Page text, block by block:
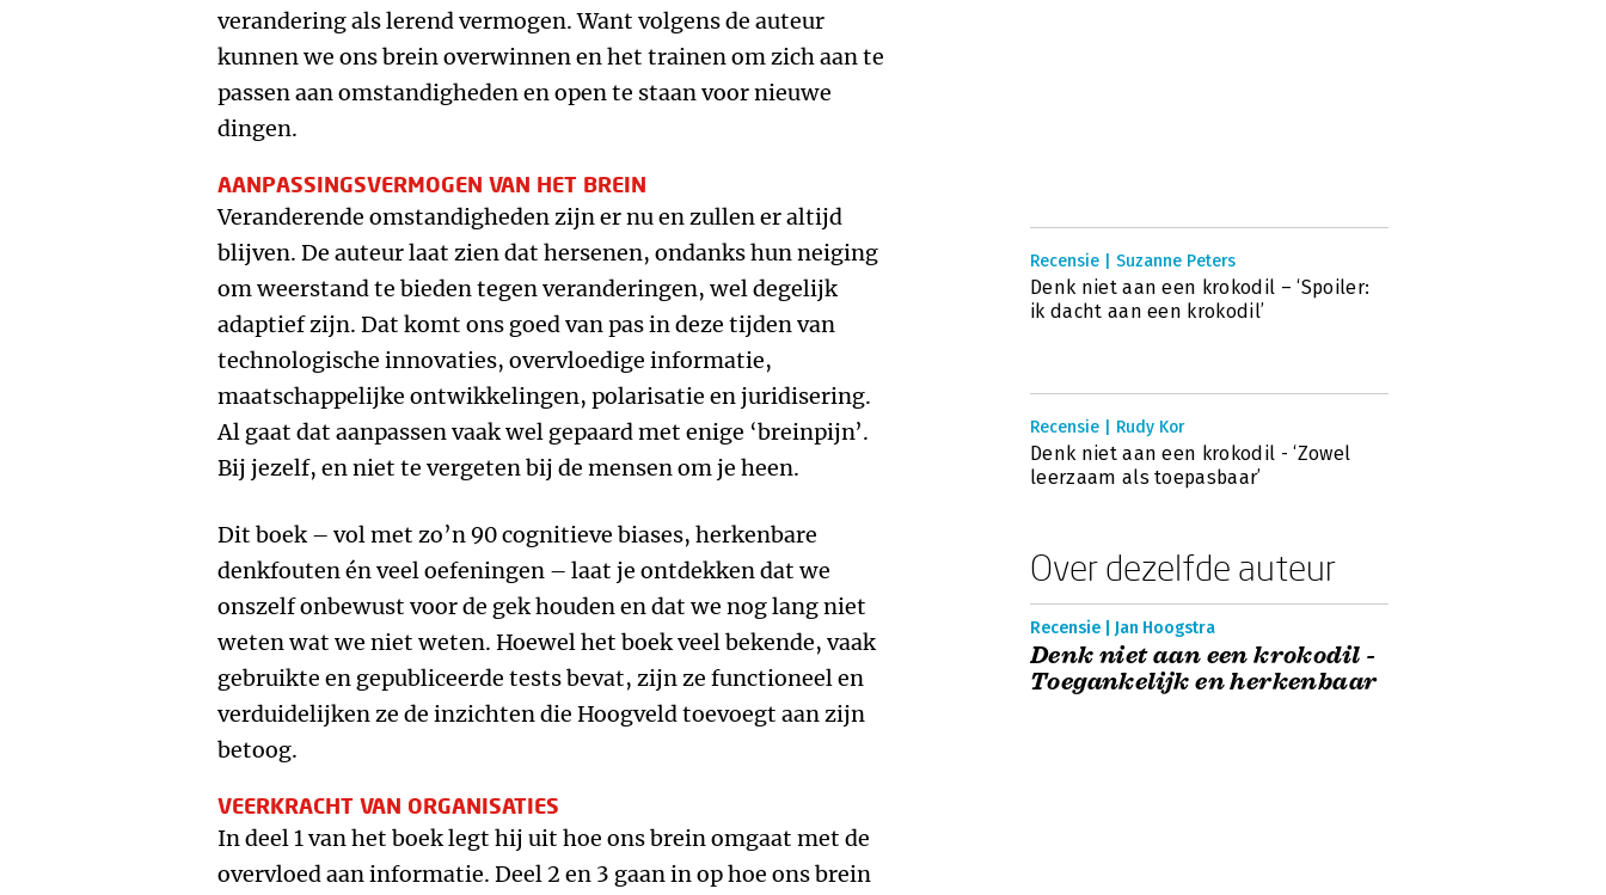
verandering als lerend vermogen. Want volgens de auteur
kunnen we ons brein overwinnen en het trainen om zich aan te
passen aan omstandigheden en open te staan voor nieuwe
dingen.
AANPASSINGSVERMOGEN VAN HET BREIN
Veranderende omstandigheden zijn er nu en zullen er altijd
blijven. De auteur laat zien dat hersenen, ondanks hun neiging
om weerstand te bieden tegen veranderingen, wel degelijk
adaptief zijn. Dat komt ons goed van pas in deze tijden van
technologische innovaties, overvloedige informatie,
maatschappelijke ontwikkelingen, polarisatie en juridisering.
Al gaat dat aanpassen vaak wel gepaard met enige ‘breinpijn’.
Bij jezelf, en niet te vergeten bij de mensen om je heen.
Dit boek – vol met zo’n 90 cognitieve biases, herkenbare
denkfouten én veel oefeningen – laat je ontdekken dat we
onszelf onbewust voor de gek houden en dat we nog lang niet
weten wat we niet weten. Hoewel het boek veel bekende, vaak
gebruikte en gepubliceerde tests bevat, zijn ze functioneel en
verduidelijken ze de inzichten die Hoogveld toevoegt aan zijn
betoog.
VEERKRACHT VAN ORGANISATIES
In deel 1 van het boek legt hij uit hoe ons brein omgaat met de
overvloed aan informatie. Deel 2 en 3 gaan in op hoe ons brein
Recensie | Suzanne Peters
Denk niet aan een krokodil – ‘Spoiler:
ik dacht aan een krokodil’
Recensie | Rudy Kor
Denk niet aan een krokodil - ‘Zowel
leerzaam als toepasbaar’
Over dezelfde auteur
Recensie | Jan Hoogstra
Denk niet aan een krokodil -
Toegankelijk en herkenbaar